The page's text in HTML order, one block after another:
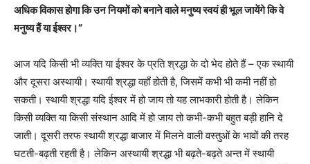
अधिक विकास होगा कि उन नियमों को बनाने वाले मनुष्य स्वयं ही भूल जायेंगे कि वे
मनुष्य हैं या ईश्वर।”
आज यदि किसी भी व्यक्ति या ईश्वर के प्रति श्रद्धा के दो भेद होते हैं – एक स्थायी
और दूसरा अस्थायी। स्थायी श्रद्धा वहाँ होती है, जिसमें कभी भी कमी नहीं हो
सकती। स्थायी श्रद्धा यदि ईश्वर में हो जाय तो यह लाभकारी होती है। लेकिन
किसी व्यक्ति या किसी संस्थान आदि में हो जाय तो कभी-कभी बहुत बड़ी हानि दे
जाती। दूसरी तरफ स्थायी श्रद्धा बाजार में मिलने वाली वस्तुओं के भावों की तरह
घटती-बढ़ती रहती है। लेकिन अस्थायी श्रद्धा भी बढ़ते-बढ़ते अन्त में स्थायी